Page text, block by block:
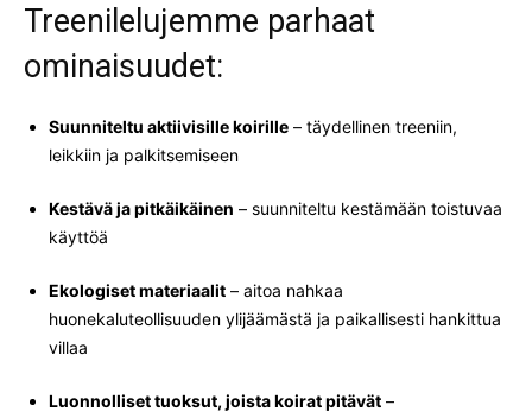
Treenilelujemme parhaat
ominaisuudet:
Suunniteltu aktiivisille koirille – täydellinen treeniin,
leikkiin ja palkitsemiseen
Kestävä ja pitkäikäinen – suunniteltu kestämään toistuvaa
käyttöä
Ekologiset materiaalit – aitoa nahkaa
huonekaluteollisuuden ylijäämästä ja paikallisesti hankittua
villaa
Luonnolliset tuoksut, joista koirat pitävät –